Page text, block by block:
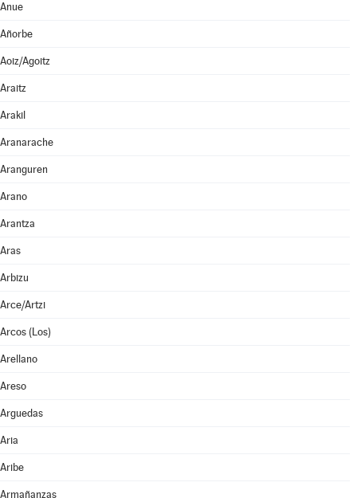
Anue
Añorbe
Aoiz/Agoitz
Araitz
Arakil
Aranarache
Aranguren
Arano
Arantza
Aras
Arbizu
Arce/Artzi
Arcos (Los)
Arellano
Areso
Arguedas
Aria
Aribe
Armañanzas